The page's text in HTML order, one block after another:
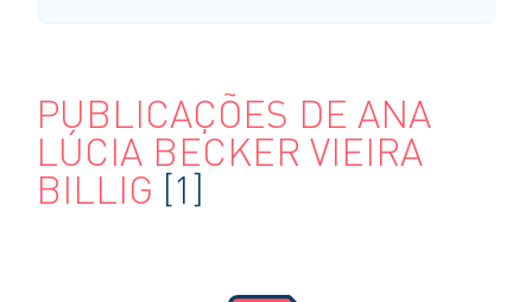
PUBLICAÇÕES DE ANA
LÚCIA BECKER VIEIRA
BILLIG [1]